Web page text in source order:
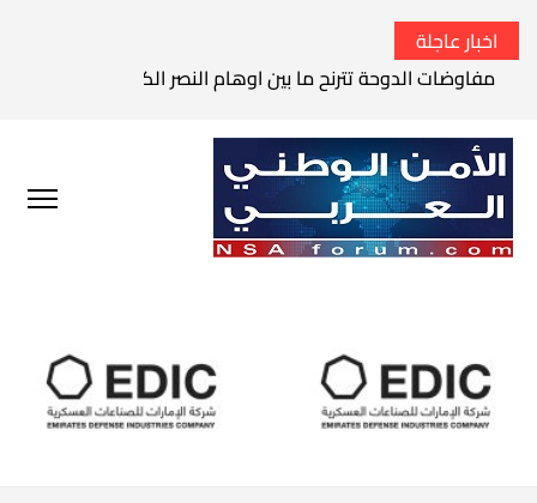
اخبار عاجلة
مفاوضات الدوحة تترنح ما بين اوهام النصر الكامل وواقع